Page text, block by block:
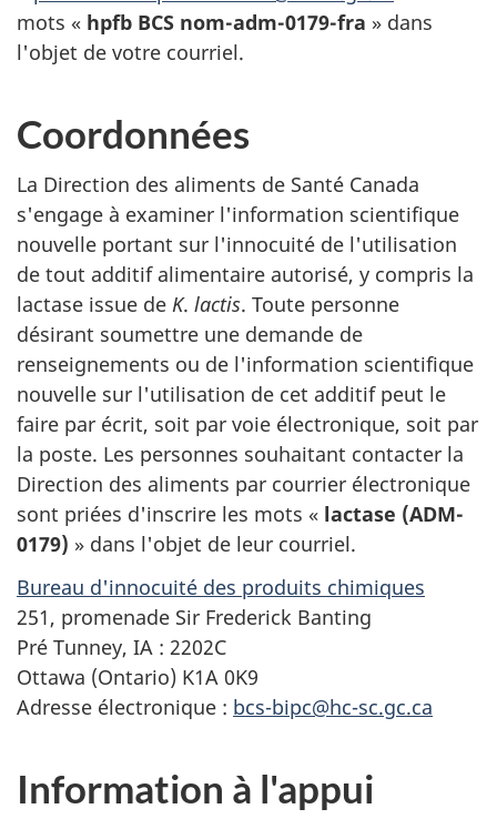
mots « hpfb BCS nom-adm-0179-fra » dans
l'objet de votre courriel.
Coordonnées
La Direction des aliments de Santé Canada
s'engage à examiner l'information scientifique
nouvelle portant sur l'innocuité de l'utilisation
de tout additif alimentaire autorisé, y compris la
lactase issue de K. lactis. Toute personne
désirant soumettre une demande de
renseignements ou de l'information scientifique
nouvelle sur l'utilisation de cet additif peut le
faire par écrit, soit par voie électronique, soit par
la poste. Les personnes souhaitant contacter la
Direction des aliments par courrier électronique
sont priées d'inscrire les mots « lactase (ADM-
0179) » dans l'objet de leur courriel.
Bureau d'innocuité des produits chimiques
251, promenade Sir Frederick Banting
Pré Tunney, IA : 2202C
Ottawa (Ontario) K1A 0K9
Adresse électronique : bcs-bipc@hc-sc.gc.ca
Information à l'appui